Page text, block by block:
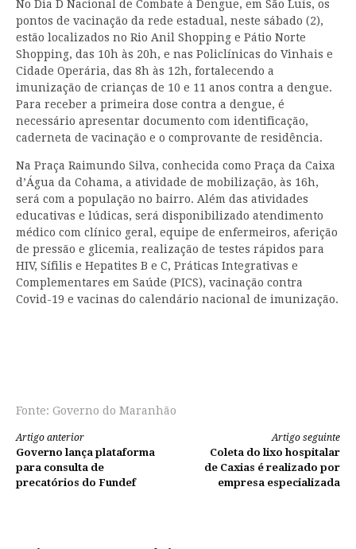
No Dia D Nacional de Combate à Dengue, em São Luís, os
pontos de vacinação da rede estadual, neste sábado (2),
estão localizados no Rio Anil Shopping e Pátio Norte
Shopping, das 10h às 20h, e nas Policlínicas do Vinhais e
Cidade Operária, das 8h às 12h, fortalecendo a
imunização de crianças de 10 e 11 anos contra a dengue.
Para receber a primeira dose contra a dengue, é
necessário apresentar documento com identificação,
caderneta de vacinação e o comprovante de residência.
Na Praça Raimundo Silva, conhecida como Praça da Caixa
d’Água da Cohama, a atividade de mobilização, às 16h,
será com a população no bairro. Além das atividades
educativas e lúdicas, será disponibilizado atendimento
médico com clínico geral, equipe de enfermeiros, aferição
de pressão e glicemia, realização de testes rápidos para
HIV, Sífilis e Hepatites B e C, Práticas Integrativas e
Complementares em Saúde (PICS), vacinação contra
Covid-19 e vacinas do calendário nacional de imunização.
Fonte: Governo do Maranhão
Continue
lendo
Artigo anterior
Governo lança plataforma
para consulta de
precatórios do Fundef
Artigo seguinte
Coleta do lixo hospitalar
de Caxias é realizado por
empresa especializada